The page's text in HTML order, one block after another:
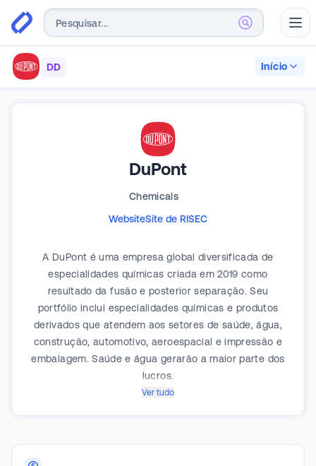
DD Início
DuPont
Chemicals
WebsiteSite de RISEC
A DuPont é uma empresa global diversificada de
especialidades químicas criada em 2019 como
resultado da fusão e posterior separação. Seu
portfólio inclui especialidades químicas e produtos
derivados que atendem aos setores de saúde, água,
construção, automotivo, aeroespacial e impressão e
embalagem. Saúde e água gerarão a maior parte dos
lucros.
Ver tudo